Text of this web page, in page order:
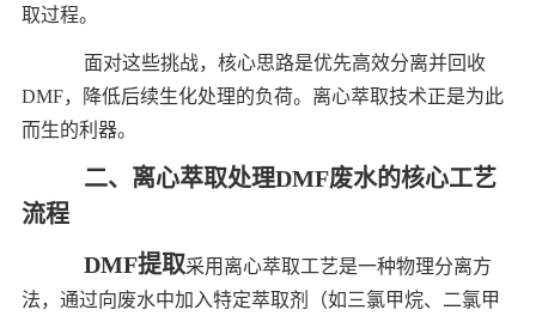
取过程。
面对这些挑战，核心思路是优先高效分离并回收
DMF，降低后续生化处理的负荷。离心萃取技术正是为此
而生的利器。
二、离心萃取处理DMF废水的核心工艺
流程
DMF提取采用离心萃取工艺是一种物理分离方
法，通过向废水中加入特定萃取剂（如三氯甲烷、二氯甲